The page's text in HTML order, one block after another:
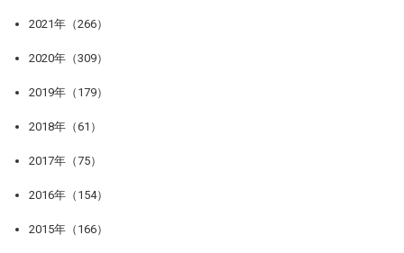
2021年（266）
2020年（309）
2019年（179）
2018年（61）
2017年（75）
2016年（154）
2015年（166）